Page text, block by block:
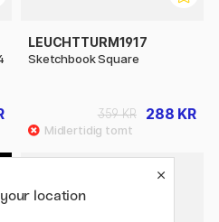
LEUCHTTURM1917
Sketchbook Square
288 KR
359 KR
location